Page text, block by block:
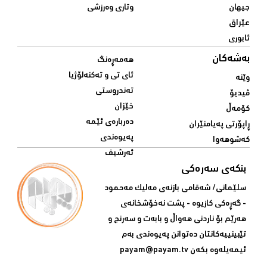
جیهان
عێراق
ئابوری
وتاری وەرزشی
بەشەکان
وێنە
ڤیدیۆ
کۆمەڵ
ڕاپۆرتی پەیامنێران
کەشوهەوا
هەمەڕەنگ
ئای تی و تەکنەلۆژیا
تەندروستی
خێزان
دەربارەی ئێمە
پەیوەندی
ئەرشیف
بنکەی سەرەکی
سلێمانی/ شه‌قامی بازنه‌ی مه‌لیک مه‌حمود
- گه‌ڕه‌کی کازیوه‌ - پشت نه‌خۆشخانه‌ی‌
هه‌رێم بۆ ناردنی‌ هه‌واڵ و بابه‌ت و سه‌رنج و
تێبینییه‌كانتان ده‌توانن په‌یوه‌ندی‌ به‌م
ئیمه‌یله‌وه‌ بكه‌ن payam@payam.tv